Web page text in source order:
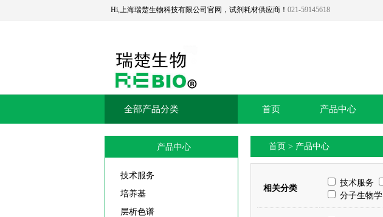
Hi,上海瑞楚生物科技有限公司官网，试剂耗材供应商！ 021-59145618
全部产品分类 首页 产品中心
产品中心
技术服务
培养基
层析色谱
首页 > 产品中心
相关分类
技术服务
分子生物学